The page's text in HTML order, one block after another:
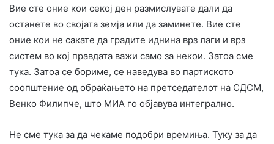
Вие сте оние кои секој ден размислувате дали да
останете во својата земја или да заминете. Вие сте
оние кои не сакате да градите иднина врз лаги и врз
систем во кој правдата важи само за некои. Затоа сме
тука. Затоа се бориме, се наведува во партиското
соопштение од обраќањето на претседателот на СДСМ,
Венко Филипче, што МИА го објавува интегрално.
Не сме тука за да чекаме подобри времиња. Туку за да